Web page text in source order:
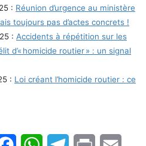
: Réunion d’urgence au ministère
toujours pas d’actes concrets !
: Accidents à répétition sur les
d’« homicide routier » : un signal
: Loi créant l’homicide routier : ce